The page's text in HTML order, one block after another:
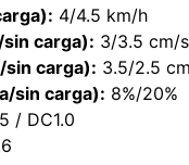
4/4.5 km/h
carga): 3/3.5 cm/s
sin carga): 3.5/2.5
sin carga): 8%/20%
/ DC1.0